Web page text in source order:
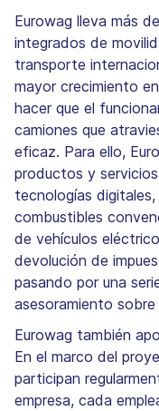
Eurowag lleva más
integrados de
transporte
mayor crecimiento
hacer que el
camiones que
eficaz. Para ello,
productos y
tecnologías
combustibles
de vehículos
devolución de
pasando por una
asesoramiento sobre
Eurowag también
En el marco del
participan
empresa, cada